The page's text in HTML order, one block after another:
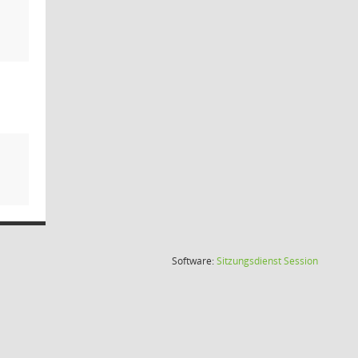
Software:SitzungsdienstSession(Wird in